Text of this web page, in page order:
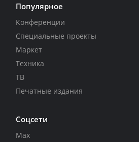
Популярное
Конференции
Специальные проекты
Маркет
Техника
ТВ
Печатные издания
Соцсети
Max